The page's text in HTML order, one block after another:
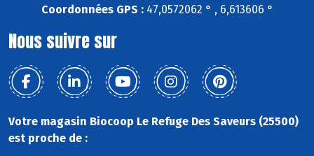
Coordonnées GPS :47,0572062 ° , 6,613606 °
Nous suivre sur
Votre magasin Biocoop Le Refuge Des Saveurs (25500)
est proche de :